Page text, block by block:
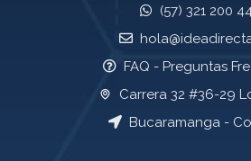
(57) 321 200
FAQ - Preguntas
Carrera 32 #36-29
Bucaramanga -